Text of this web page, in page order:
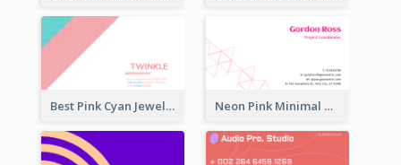
Best Pink Cyan Jewelry Business Card Template Neon Pink Minimal Triangular Business Card Maker